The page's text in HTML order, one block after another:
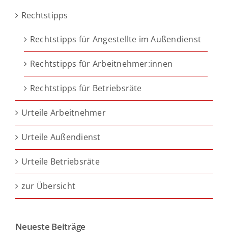
Rechtstipps
Rechtstipps für Angestellte im Außendienst
Rechtstipps für Arbeitnehmer:innen
Rechtstipps für Betriebsräte
Urteile Arbeitnehmer
Urteile Außendienst
Urteile Betriebsräte
zur Übersicht
Neueste Beiträge